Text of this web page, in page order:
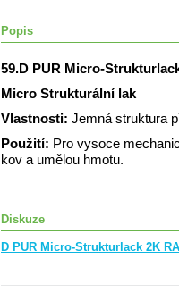
Popis
59.D PUR Micro-
Micro Strukturální lak
Vlastnosti: Jemná struktura
Použití: Pro vysoce
kov a umělou hmotu.
Diskuze
D PUR Micro-Strukturlack 2K